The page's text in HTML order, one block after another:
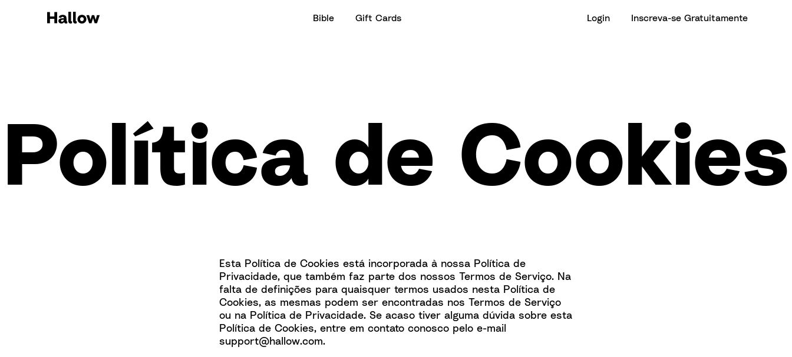
Bible Gift Cards Login Inscreva-se Gratuitamente
Política de Cookies
Esta Política de Cookies está incorporada à nossa Política de
Privacidade, que também faz parte dos nossos Termos de Serviço. Na
falta de definições para quaisquer termos usados nesta Política de
Cookies, as mesmas podem ser encontradas nos Termos de Serviço
ou na Política de Privacidade. Se acaso tiver alguma dúvida sobre esta
Política de Cookies, entre em contato conosco pelo e-mail
support@hallow.com.